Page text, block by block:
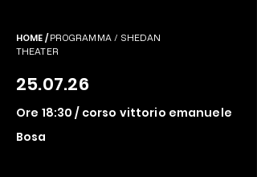
HOME /PROGRAMMA / SHEDAN
THEATER
25.07.26
Ore 18:30 / corso vittorio emanuele
Bosa